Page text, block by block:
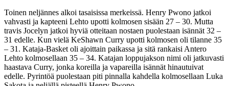
Toinen neljännes alkoi tasaisissa merkeissä. Henry Pwono jatkoi
vahvasti ja kapteeni Lehto upotti kolmosen sisään 27 – 30. Mutta
travis Jocelyn jatkoi hyviä otteitaan nostaen puolestaan isännät 32 –
31 edelle. Kun vielä KeShawn Curry upotti kolmosen oli tilanne 35
– 31. Kataja-Basket oli ajoittain paikassa ja sitä rankaisi Antero
Lehto kolmosellaan 35 – 34. Katajan loppujakson nimi oli jatkuvasti
haastava Curry, jonka koreilla ja vapareilla isännät hinautuivat
edelle. Pyrintöä puolestaan piti pinnalla kahdella kolmosellaan Luka